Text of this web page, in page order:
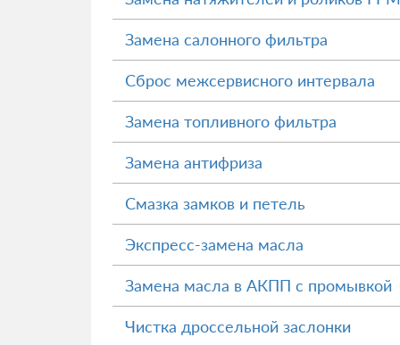
Замена салонного фильтра
Сброс межсервисного интервала
Замена топливного фильтра
Замена антифриза
Смазка замков и петель
Экспресс-замена масла
Замена масла в АКПП с промывкой
Чистка дроссельной заслонки